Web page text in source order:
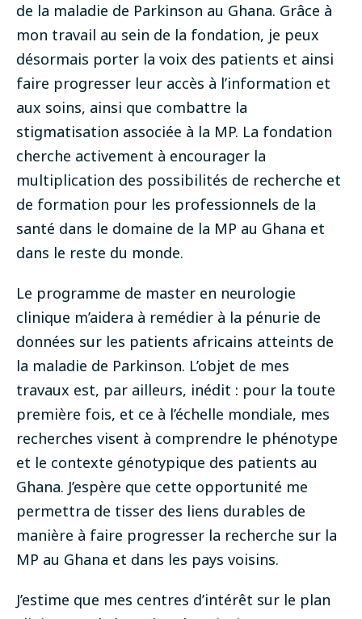
de la maladie de Parkinson au Ghana. Grâce à
mon travail au sein de la fondation, je peux
désormais porter la voix des patients et ainsi
faire progresser leur accès à l’information et
aux soins, ainsi que combattre la
stigmatisation associée à la MP. La fondation
cherche activement à encourager la
multiplication des possibilités de recherche et
de formation pour les professionnels de la
santé dans le domaine de la MP au Ghana et
dans le reste du monde.
Le programme de master en neurologie
clinique m’aidera à remédier à la pénurie de
données sur les patients africains atteints de
la maladie de Parkinson. L’objet de mes
travaux est, par ailleurs, inédit : pour la toute
première fois, et ce à l’échelle mondiale, mes
recherches visent à comprendre le phénotype
et le contexte génotypique des patients au
Ghana. J’espère que cette opportunité me
permettra de tisser des liens durables de
manière à faire progresser la recherche sur la
MP au Ghana et dans les pays voisins.
J’estime que mes centres d’intérêt sur le plan